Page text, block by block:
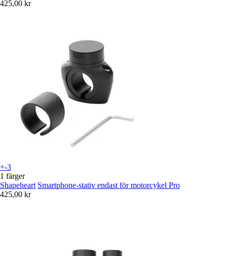
425,00 kr
+-3
1 färger
Shapeheart Smartphone-stativ endast för motorcykel Pro
425,00 kr